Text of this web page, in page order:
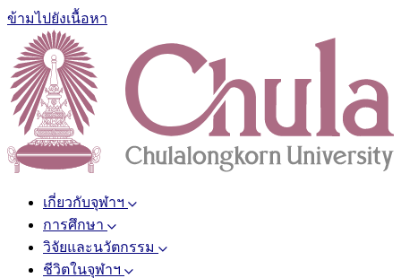
ข้ามไปยังเนื้อหา
เกี่ยวกับจุฬาฯ
การศึกษา
วิจัยและนวัตกรรม
ชีวิตในจุฬาฯ